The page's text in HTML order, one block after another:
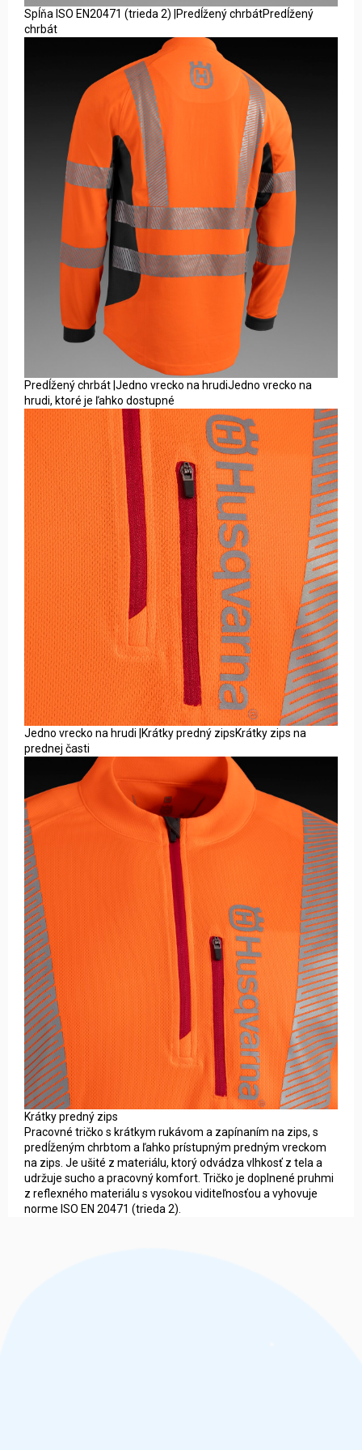
Spĺňa ISO EN20471 (trieda 2) |Predĺžený chrbátPredĺžený
chrbát
Predĺžený chrbát |Jedno vrecko na hrudiJedno vrecko na
hrudi, ktoré je ľahko dostupné
Jedno vrecko na hrudi |Krátky predný zipsKrátky zips na
prednej časti
Krátky predný zips
Pracovné tričko s krátkym rukávom a zapínaním na zips, s
predĺženým chrbtom a ľahko prístupným predným vreckom
na zips. Je ušité z materiálu, ktorý odvádza vlhkosť z tela a
udržuje sucho a pracovný komfort. Tričko je doplnené pruhmi
z reflexného materiálu s vysokou viditeľnosťou a vyhovuje
norme ISO EN 20471 (trieda 2).